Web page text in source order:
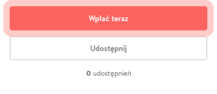
Wpłać teraz
Udostępnij
0 udostępnień